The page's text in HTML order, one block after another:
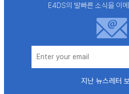
E4DS의 발빠른 소식을 이
지난 뉴스레터